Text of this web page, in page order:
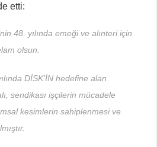
etti:
48. yılında emeği ve alınteri için
olsun.
DİSK’İN hedefine alan
sendikası işçilerin mücadele
kesimlerin sahiplenmesi ve